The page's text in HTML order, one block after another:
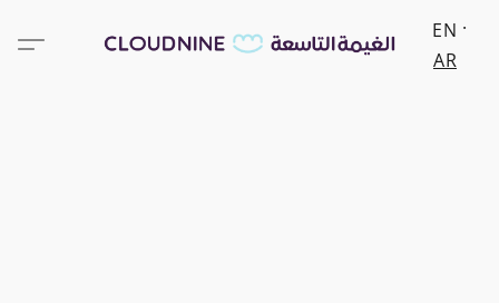
EN
AR